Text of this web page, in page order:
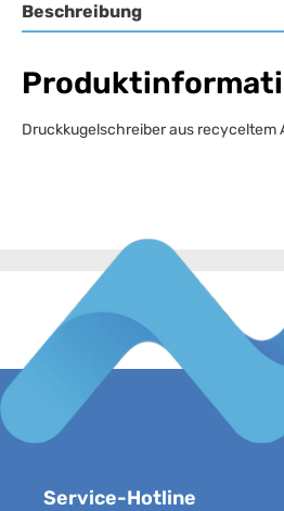
Beschreibung
Druckkugelschreiber aus recyceltem
Service-Hotline